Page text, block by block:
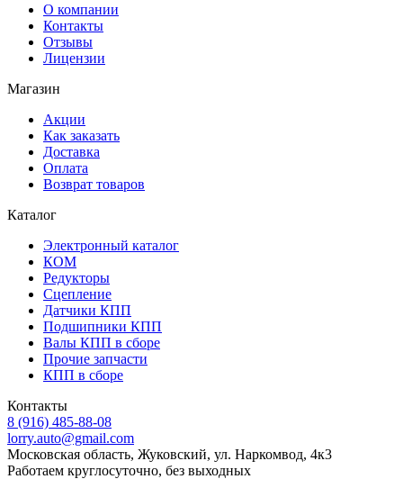
О компании
Контакты
Отзывы
Лицензии
Магазин
Акции
Как заказать
Доставка
Оплата
Возврат товаров
Каталог
Электронный каталог
КОМ
Редукторы
Сцепление
Датчики КПП
Подшипники КПП
Валы КПП в сборе
Прочие запчасти
КПП в сборе
Контакты
8 (916) 485-88-08
lorry.auto@gmail.com
Московская область, Жуковский, ул. Наркомвод, 4к3
Работаем круглосуточно, без выходных